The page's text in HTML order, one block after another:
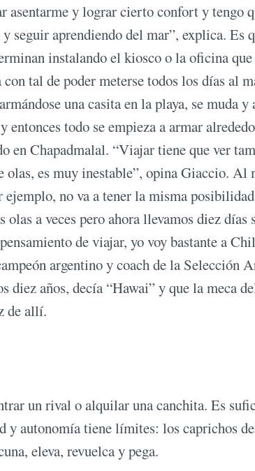
asentarme y lograr cierto confort y tengo
seguir aprendiendo del mar”, explica. Es
instalando el kiosco o la oficina
con tal de poder meterse todos los días al
una casita en la playa, se muda y
todo se empieza a armar
en Chapadmalal. “Viajar tiene que ver
olas, es muy inestable”, opina Giaccio.
no va a tener la misma
a veces pero ahora llevamos diez días
de viajar, yo voy bastante a
argentino y coach de la Selección
diez años, decía “Hawai” y que la meca
de allí.
un rival o alquilar una canchita. Es
y autonomía tiene límites: los caprichos
eleva, revuelca y pega.